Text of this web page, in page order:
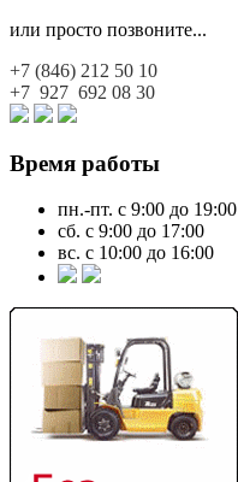
или просто позвоните...
+7 (846) 212 50 10
+7 927 692 08 30
Время работы
пн.-пт. с 9:00 до 19:00
сб. с 9:00 до 17:00
вс. с 10:00 до 16:00